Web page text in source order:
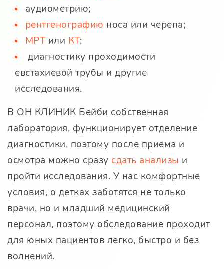
аудиометрию;
рентгенографию носа или черепа;
МРТили КТ;
диагностику проходимости
евстахиевой трубы и другие
исследования.
В ОН КЛИНИК Бейби собственная
лаборатория, функционирует отделение
диагностики, поэтому после приема и
осмотра можно сразу сдать анализы и
пройти исследования. У нас комфортные
условия, о детках заботятся не только
врачи, но и младший медицинский
персонал, поэтому обследование проходит
для юных пациентов легко, быстро и без
волнений.